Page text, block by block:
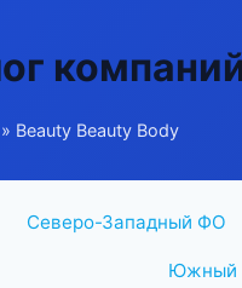
» Beauty Beauty Body
Северо-Западный ФО
Южный